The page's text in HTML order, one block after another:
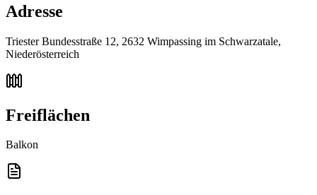
Adresse
Triester Bundesstraße 12, 2632 Wimpassing im Schwarzatale,
Niederösterreich
Freiflächen
Balkon